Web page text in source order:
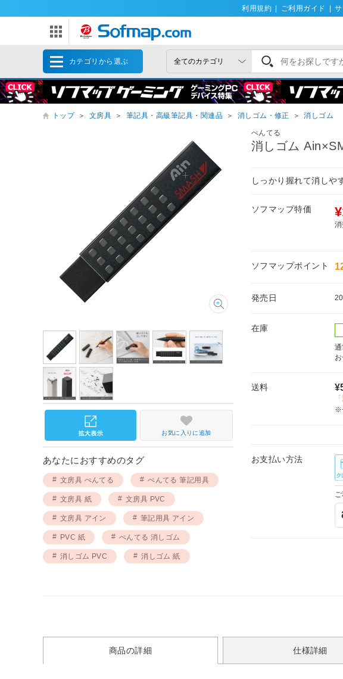
利用規約 ご利用ガイド
カテゴリから選ぶ
トップ ＞ 文房具 ＞ 筆記具・高級筆記具・関連品 ＞ 消しゴム・修正 ＞ 消しゴム
ぺんてる
消しゴム
しっかり握れて消しや
ソフマップ特価
ソフマップポイント
発売日
在庫
送料
※
お支払い方法
お気に入りに追加
あなたにおすすめのタグ
文房具 ぺんてる ぺんてる 筆記用具
文房具 紙 文房具 PVC
文房具 アイン 筆記用具 アイン
PVC 紙 ぺんてる 消しゴム
消しゴム PVC 消しゴム 紙
商品の詳細 仕様詳細